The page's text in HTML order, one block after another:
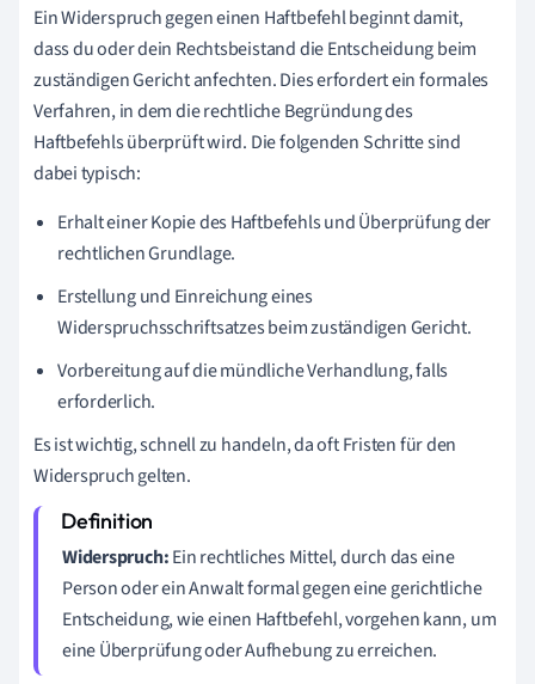
Ein Widerspruch gegen einen Haftbefehl beginnt damit,
dass du oder dein Rechtsbeistand die Entscheidung beim
zuständigen Gericht anfechten. Dies erfordert ein formales
Verfahren, in dem die rechtliche Begründung des
Haftbefehls überprüft wird. Die folgenden Schritte sind
dabei typisch:
Erhalt einer Kopie des Haftbefehls und Überprüfung der
rechtlichen Grundlage.
Erstellung und Einreichung eines
Widerspruchsschriftsatzes beim zuständigen Gericht.
Vorbereitung auf die mündliche Verhandlung, falls
erforderlich.
Es ist wichtig, schnell zu handeln, da oft Fristen für den
Widerspruch gelten.
Widerspruch:Ein rechtliches Mittel, durch das eine
Person oder ein Anwalt formal gegen eine gerichtliche
Entscheidung, wie einen Haftbefehl, vorgehen kann, um
eine Überprüfung oder Aufhebung zu erreichen.